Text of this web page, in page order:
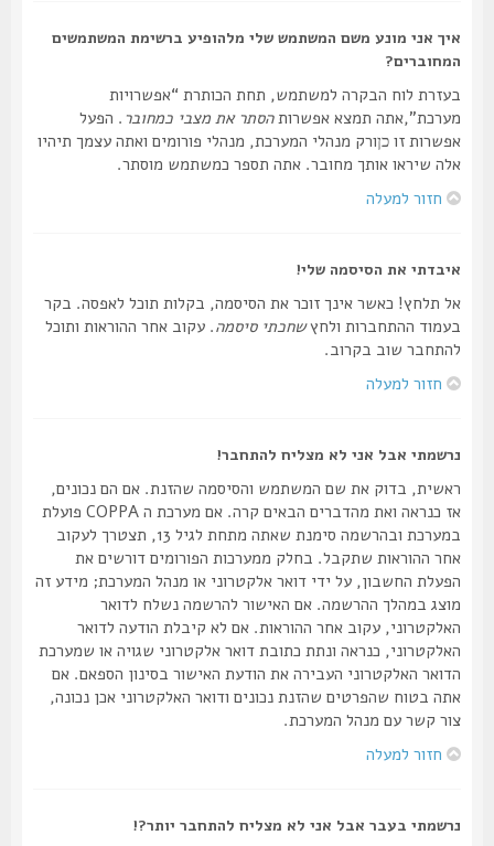
איך אני מונע משם המשתמש שלי מלהופיע ברשימת המשתמשים
המחוברים?
בעזרת לוח הבקרה למשתמש, תחת הכותרת “אפשרויות
מערכת”,אתה תמצא אפשרותהסתר את מצבי כמחובר. הפעל
אפשרות זוכןורק מנהלי המערכת, מנהלי פורומים ואתה עצמך תיהיו
אלה שיראו אותך מחובר. אתה תספר כמשתמש מוסתר.
חזור למעלה
איבדתי את הסיסמה שלי!
אל תלחץ! כאשר אינך זוכר את הסיסמה, בקלות תוכל לאפסה. בקר
בעמוד ההתחברות ולחץשחכתי סיסמה. עקוב אחר ההוראות ותוכל
להתחבר שוב בקרוב.
חזור למעלה
נרשמתי אבל אני לא מצליח להתחבר!
ראשית, בדוק את שם המשתמש והסיסמה שהזנת. אם הם נכונים,
אז כנראה ואת מהדברים הבאים קרה. אם מערכת ה COPPA פועלת
במערכת ובהרשמה סימנת שאתה מתחת לגיל 13, תצטרך לעקוב
אחר ההוראות שתקבל. בחלק ממערכות הפורומים דורשים את
הפעלת החשבון, על ידי דואר אלקטרוני או מנהל המערכת; מידע זה
מוצג במהלך ההרשמה. אם האישור להרשמה נשלח לדואר
האלקטרוני, עקוב אחר ההוראות. אם לא קיבלת הודעה לדואר
האלקטרוני, כנראה ונתת כתובת דואר אלקטרוני שגויה או שמערכת
הדואר האלקטרוני העבירה את הודעת האישור בסינון הספאם. אם
אתה בטוח שהפרטים שהזנת נכונים ודואר האלקטרוני אכן נכונה,
צור קשר עם מנהל המערכת.
חזור למעלה
נרשמתי בעבר אבל אני לא מצליח להתחבר יותר?!